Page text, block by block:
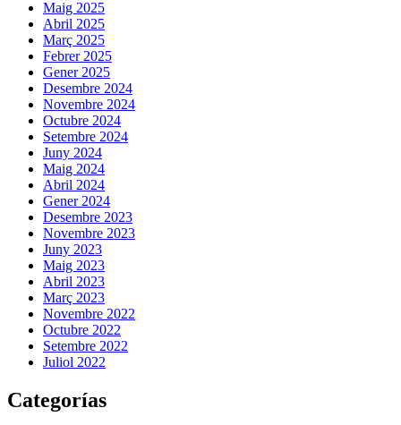
Maig 2025
Abril 2025
Març 2025
Febrer 2025
Gener 2025
Desembre 2024
Novembre 2024
Octubre 2024
Setembre 2024
Juny 2024
Maig 2024
Abril 2024
Gener 2024
Desembre 2023
Novembre 2023
Juny 2023
Maig 2023
Abril 2023
Març 2023
Novembre 2022
Octubre 2022
Setembre 2022
Juliol 2022
Categorías